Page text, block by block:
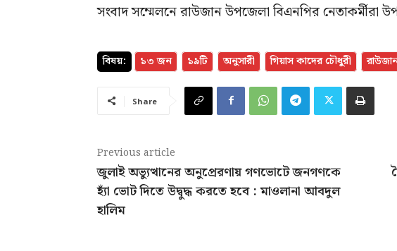
সংবাদ সম্মেলনে রাউজান উপজেলা বিএনপির নেতাকর্মীরা
বিষয়: ১৩ জন ১৯টি অনুসারী গিয়াস কাদের চৌধুরী
Share
Previous article
জুলাই অভ্যুত্থানের অনুপ্রেরণায় গণভোটে জনগণকে
হ্যাঁ ভোট দিতে উদ্বুদ্ধ করতে হবে : মাওলানা আবদুল
হালিম